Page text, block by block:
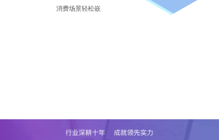
消费场景轻松嵌